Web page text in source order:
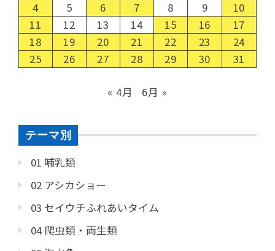
4
5 6 7 8 9
10
11
12 13 14 15 16
17
18
19 20 21 22 23
24
25
26 27 28 29 30 31
« 4月 6月 »
テーマ別
01 哺乳類
02 アシカショー
03 セイウチふれあいタイム
04 爬虫類・両生類